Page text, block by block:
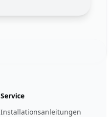
Service
Installationsanleitungen